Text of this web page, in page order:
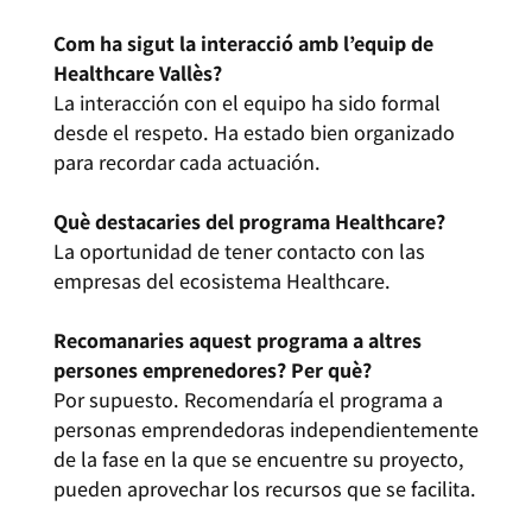
Com ha sigut la interacció amb l’equip de
Healthcare Vallès?
La interacción con el equipo ha sido formal
desde el respeto. Ha estado bien organizado
para recordar cada actuación.
Què destacaries del programa Healthcare?
La oportunidad de tener contacto con las
empresas del ecosistema Healthcare.
Recomanaries aquest programa a altres
persones emprenedores? Per què?
Por supuesto. Recomendaría el programa a
personas emprendedoras independientemente
de la fase en la que se encuentre su proyecto,
pueden aprovechar los recursos que se facilita.